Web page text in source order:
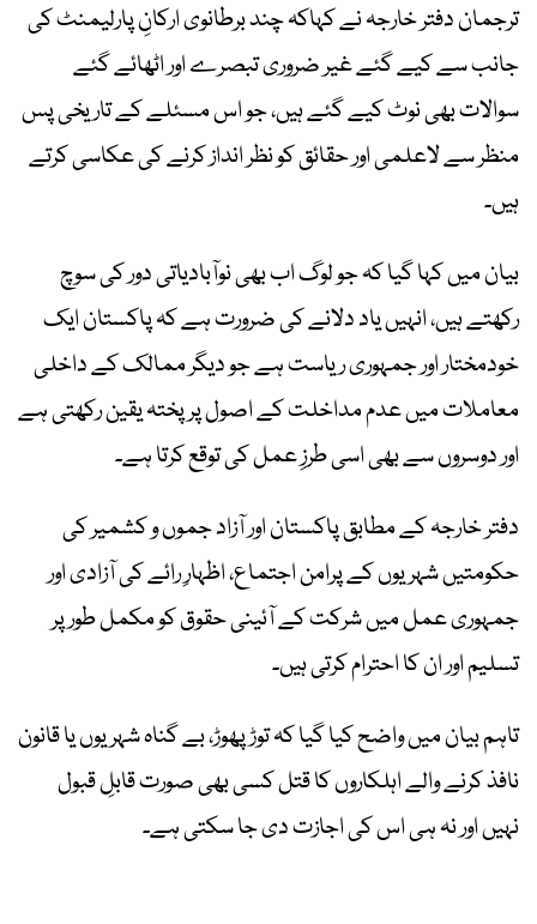
ترجمان دفتر خارجہ نے کہاکہ چند برطانوی ارکانِ پارلیمنٹ کی
جانب سے کیے گئے غیر ضروری تبصرے اور اٹھائے گئے
سوالات بھی نوٹ کیے گئے ہیں، جو اس مسئلے کے تاریخی پس
منظر سے لاعلمی اور حقائق کو نظر انداز کرنے کی عکاسی کرتے
ہیں۔
بیان میں کہا گیا کہ جو لوگ اب بھی نوآبادیاتی دور کی سوچ
رکھتے ہیں، انہیں یاد دلانے کی ضرورت ہے کہ پاکستان ایک
خودمختار اور جمہوری ریاست ہے جو دیگر ممالک کے داخلی
معاملات میں عدم مداخلت کے اصول پر پختہ یقین رکھتی ہے
اور دوسروں سے بھی اسی طرزِ عمل کی توقع کرتا ہے۔
دفتر خارجہ کے مطابق پاکستان اور آزاد جموں و کشمیر کی
حکومتیں شہریوں کے پرامن اجتماع، اظہارِ رائے کی آزادی اور
جمہوری عمل میں شرکت کے آئینی حقوق کو مکمل طور پر
تسلیم اور ان کا احترام کرتی ہیں۔
تاہم بیان میں واضح کیا گیا کہ توڑ پھوڑ، بے گناہ شہریوں یا قانون
نافذ کرنے والے اہلکاروں کا قتل کسی بھی صورت قابلِ قبول
نہیں اور نہ ہی اس کی اجازت دی جا سکتی ہے۔